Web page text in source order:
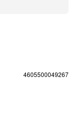
4605500049267